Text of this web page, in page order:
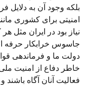
بلکه وجود آن به دلایل
امنیتی برای کشوری
نیاز بود در ایران مثل
جاسوس خرابکار حرفه
دولت ما و فرماندهی
خاطر دفاع از امنیت ملی
فعالیت آنان آگاه باشند و